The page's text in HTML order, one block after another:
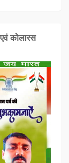
कोलारस